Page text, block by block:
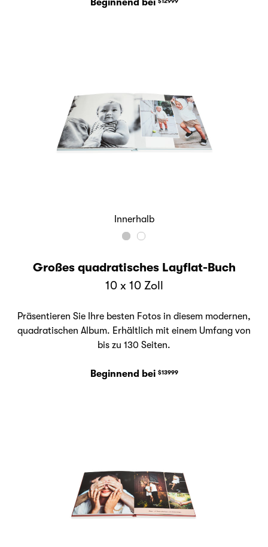
Beginnend bei
Innerhalb
Großes quadratisches Layflat-Buch
10 x 10 Zoll
Präsentieren Sie Ihre besten Fotos in diesem modernen,
quadratischen Album. Erhältlich mit einem Umfang von
bis zu 130 Seiten.
Beginnend bei $13999